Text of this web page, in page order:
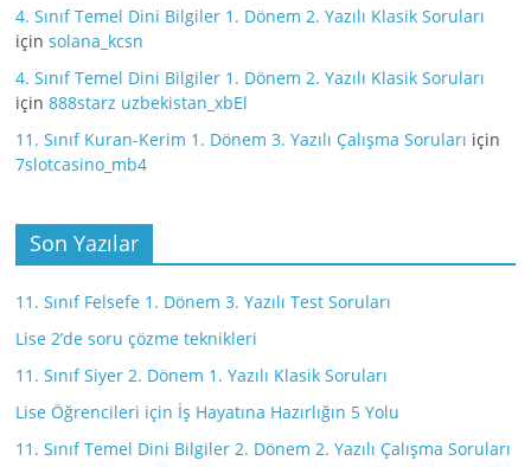
4. Sınıf Temel Dini Bilgiler 1. Dönem 2. Yazılı Klasik Soruları
içinsolana_kcsn
4. Sınıf Temel Dini Bilgiler 1. Dönem 2. Yazılı Klasik Soruları
için888starz uzbekistan_xbEl
11. Sınıf Kuran-Kerim 1. Dönem 3. Yazılı Çalışma Soruları için
7slotcasino_mb4
Son Yazılar
11. Sınıf Felsefe 1. Dönem 3. Yazılı Test Soruları
Lise 2’de soru çözme teknikleri
11. Sınıf Siyer 2. Dönem 1. Yazılı Klasik Soruları
Lise Öğrencileri için İş Hayatına Hazırlığın 5 Yolu
11. Sınıf Temel Dini Bilgiler 2. Dönem 2. Yazılı Çalışma Soruları